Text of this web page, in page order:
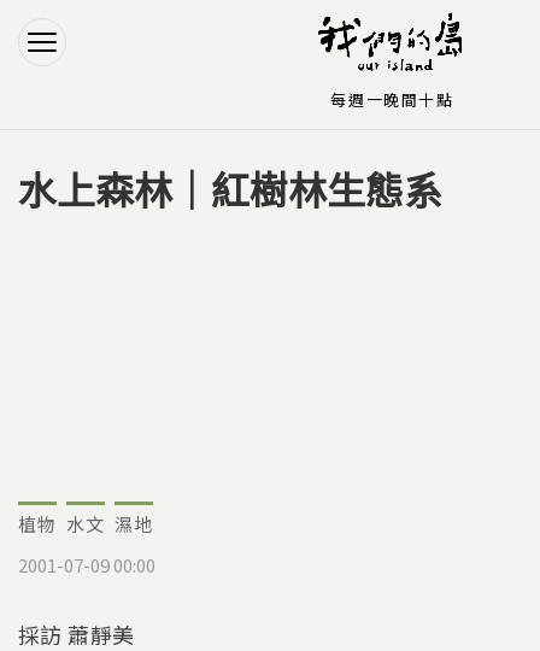
Jump to Navigation
Jump to Main content
您在這裡
水上森林｜紅樹林生態系
植物 水文 濕地
2001-07-09 00:00
採訪 蕭靜美
每週一晚間十點